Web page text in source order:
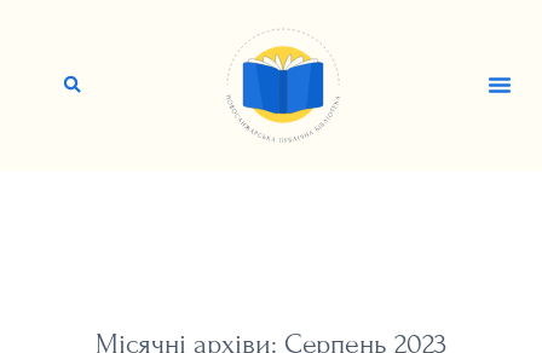
Місячні архіви: Серпень 2023